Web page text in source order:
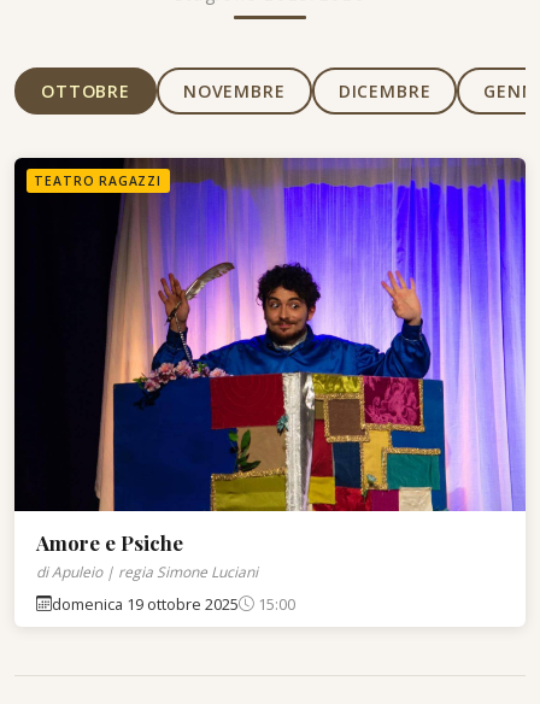
OTTOBRE NOVEMBRE DICEMBRE
TEATRO RAGAZZI
Amore e Psiche
di Apuleio | regia Simone Luciani
domenica 19 ottobre 2025 15:00